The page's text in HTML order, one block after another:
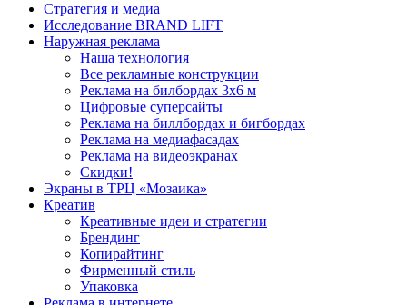
Стратегия и медиа
Исследование BRAND LIFT
Наружная реклама
Наша технология
Все рекламные конструкции
Реклама на билбордах 3х6 м
Цифровые суперсайты
Реклама на биллбордах и бигбордах
Реклама на медиафасадах
Реклама на видеоэкранах
Скидки!
Экраны в ТРЦ «Мозаика»
Креатив
Креативные идеи и стратегии
Брендинг
Копирайтинг
Фирменный стиль
Упаковка